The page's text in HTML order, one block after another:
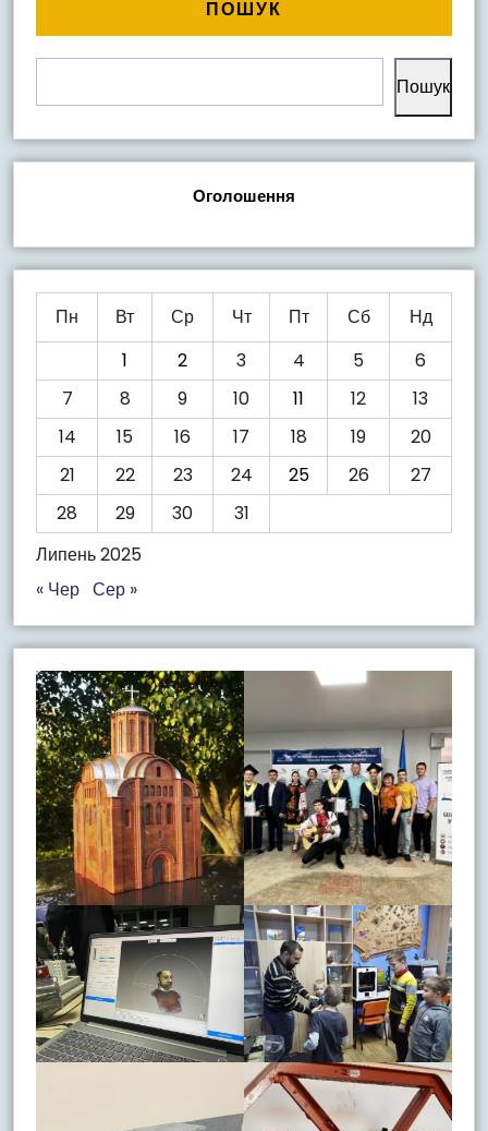
ПОШУК
Пошук
Оголошення
Липень 2025
Пн Вт Ср Чт Пт Сб
Нд
1
2 3 4 5
6
7
8 9 10 11 12
13
14
15 16 17 18 19
20
21
22 23 24 25 26
27
28
29 30 31
« Чер Сер »